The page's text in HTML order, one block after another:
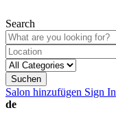
Search
Suchen
Salon hinzufügen Sign In
de